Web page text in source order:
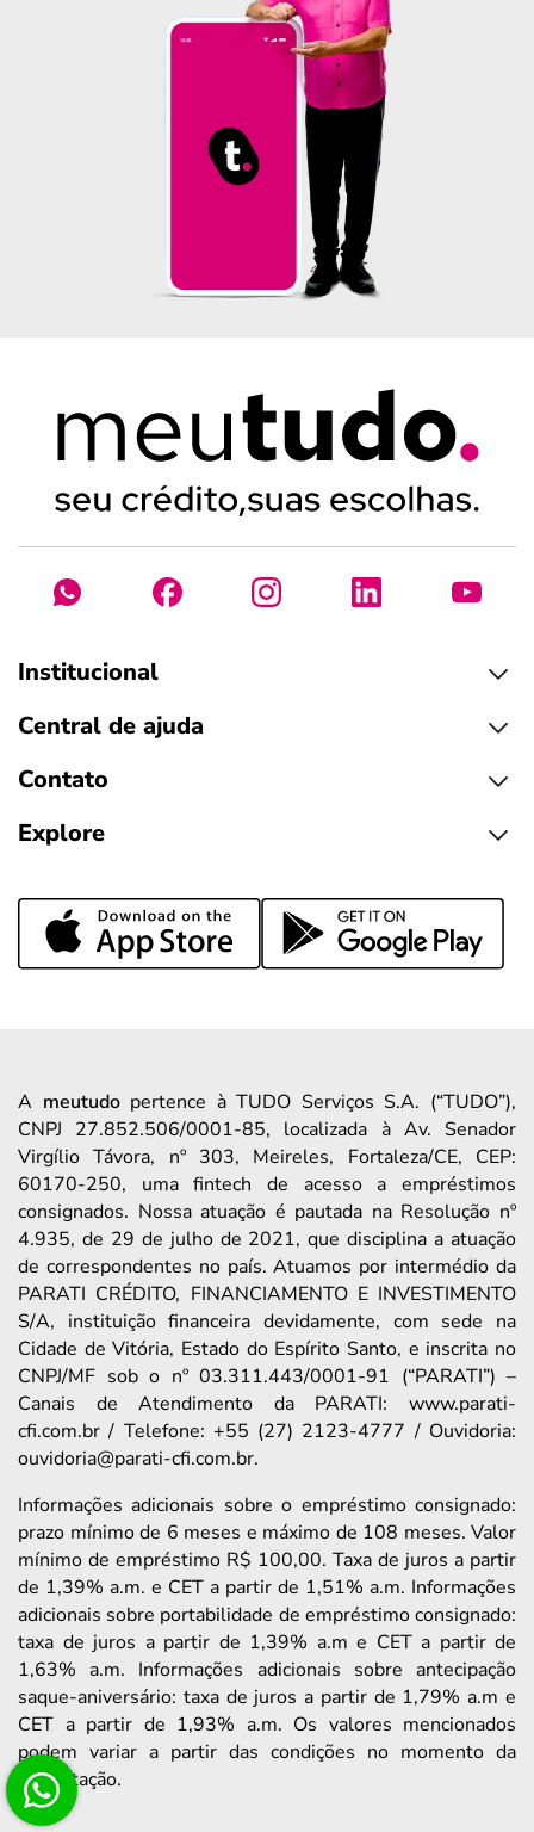
Institucional
Central de ajuda
Contato
Explore
A meutudopertence à TUDO Serviços S.A. (“TUDO”),
CNPJ 27.852.506/0001-85, localizada à Av. Senador
Virgílio Távora, nº 303, Meireles, Fortaleza/CE, CEP:
60170-250, uma fintech de acesso a empréstimos
consignados. Nossa atuação é pautada na Resolução nº
4.935, de 29 de julho de 2021, que disciplina a atuação
de correspondentes no país. Atuamos por intermédio da
PARATI CRÉDITO, FINANCIAMENTO E INVESTIMENTO
S/A, instituição financeira devidamente, com sede na
Cidade de Vitória, Estado do Espírito Santo, e inscrita no
CNPJ/MF sob o nº 03.311.443/0001-91 (“PARATI”) –
Canais de Atendimento da PARATI: www.parati-
cfi.com.br / Telefone: +55 (27) 2123-4777 / Ouvidoria:
ouvidoria@parati-cfi.com.br.
Informações adicionais sobre o empréstimo consignado:
prazo mínimo de 6 meses e máximo de 108 meses. Valor
mínimo de empréstimo R$ 100,00. Taxa de juros a partir
de 1,39% a.m. e CET a partir de 1,51% a.m. Informações
adicionais sobre portabilidade de empréstimo consignado:
taxa de juros a partir de 1,39% a.m e CET a partir de
1,63% a.m. Informações adicionais sobre antecipação
saque-aniversário: taxa de juros a partir de 1,79% a.m e
CET a partir de 1,93% a.m. Os valores mencionados
podem variar a partir das condições no momento da
contratação.